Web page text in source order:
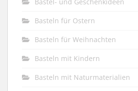
Bastel- und Geschenkideen
Basteln für Ostern
Basteln für Weihnachten
Basteln mit Kindern
Basteln mit Naturmaterialien